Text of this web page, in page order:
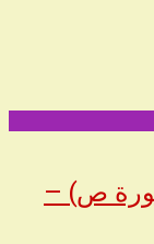
ص) –